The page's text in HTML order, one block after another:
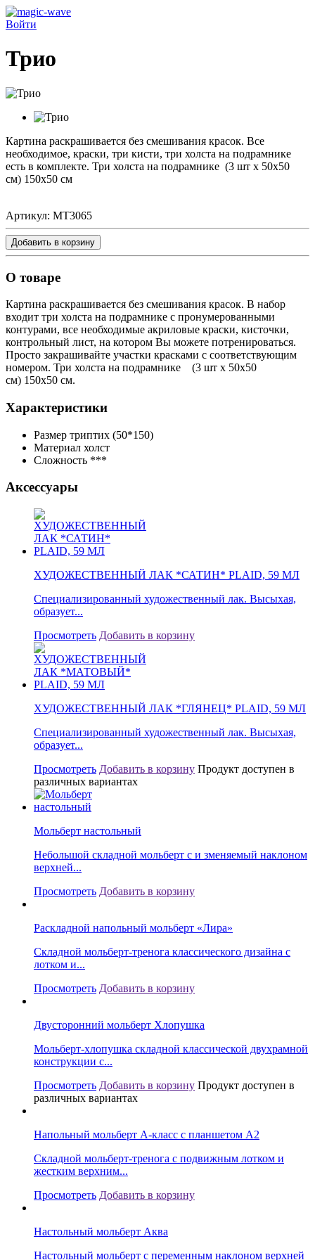
Войти
Трио
Картина раскрашивается без смешивания красок. Все
необходимое, краски, три кисти, три холста на подрамнике
есть в комплекте. Три холста на подрамнике (3 шт х 50х50
см) 150х50 см
Артикул: MT3065
Добавить в корзину
О товаре
Картина раскрашивается без смешивания красок. В набор
входит три холста на подрамнике с пронумерованными
контурами, все необходимые акриловые краски, кисточки,
контрольный лист, на котором Вы можете потренироваться.
Просто закрашивайте участки красками с соответствующим
номером. Три холста на подрамнике
(3 шт х 50х50
см) 150х50 см.
Характеристики
Размер триптих (50*150)
Материал холст
Сложность ***
Аксессуары
ХУДОЖЕСТВЕННЫЙ ЛАК *САТИН* PLAID, 59 МЛ
Специализированный художественный лак. Высыхая,
образует...
Просмотреть Добавить в корзину
ХУДОЖЕСТВЕННЫЙ ЛАК *ГЛЯНЕЦ* PLAID, 59 МЛ
Специализированный художественный лак. Высыхая,
образует...
Просмотреть Добавить в корзину Продукт доступен в
различных вариантах
Мольберт настольный
Небольшой складной мольберт с и зменяемый наклоном
верхней...
Просмотреть Добавить в корзину
Раскладной напольный мольберт «Лира»
Складной мольберт-тренога классического дизайна с
лотком и...
Просмотреть Добавить в корзину
Двусторонний мольберт Хлопушка
Мольберт-хлопушка складной классической двухрамной
конструкции с...
Просмотреть Добавить в корзину Продукт доступен в
различных вариантах
Напольный мольберт А-класс с планшетом А2
Складной мольберт-тренога с подвижным лотком и
жестким верхним...
Просмотреть Добавить в корзину
Настольный мольберт Аква
Настольный мольберт с переменным наклоном верхней